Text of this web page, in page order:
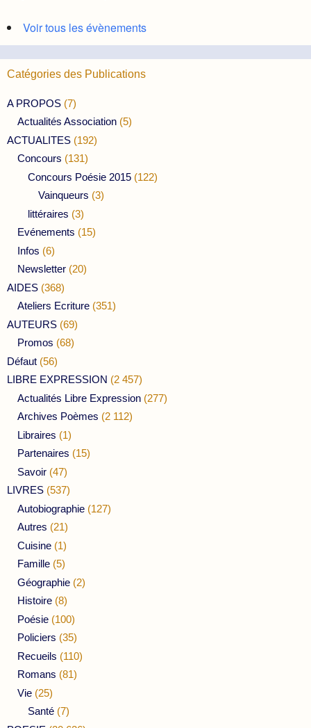
Voir tous les évènements
Catégories des Publications
A PROPOS (7)
Actualités Association (5)
ACTUALITES (192)
Concours (131)
Concours Poésie 2015 (122)
Vainqueurs (3)
littéraires (3)
Evénements (15)
Infos (6)
Newsletter (20)
AIDES (368)
Ateliers Ecriture (351)
AUTEURS (69)
Promos (68)
Défaut (56)
LIBRE EXPRESSION (2 457)
Actualités Libre Expression (277)
Archives Poèmes (2 112)
Libraires (1)
Partenaires (15)
Savoir (47)
LIVRES (537)
Autobiographie (127)
Autres (21)
Cuisine (1)
Famille (5)
Géographie (2)
Histoire (8)
Poésie (100)
Policiers (35)
Recueils (110)
Romans (81)
Vie (25)
Santé (7)